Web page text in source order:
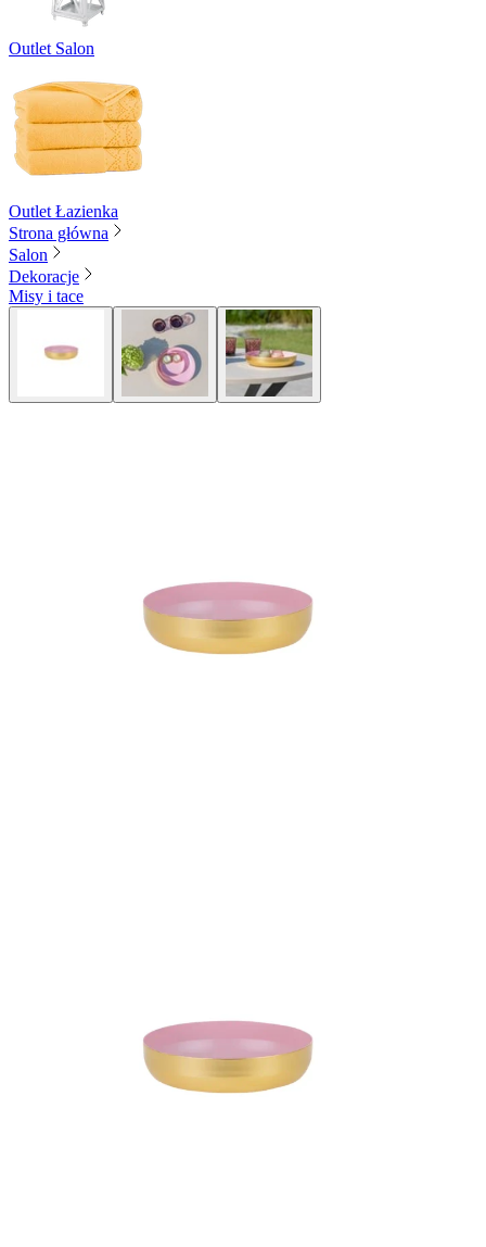
Outlet Salon
Outlet Łazienka
Strona główna
Salon
Dekoracje
Misy i tace